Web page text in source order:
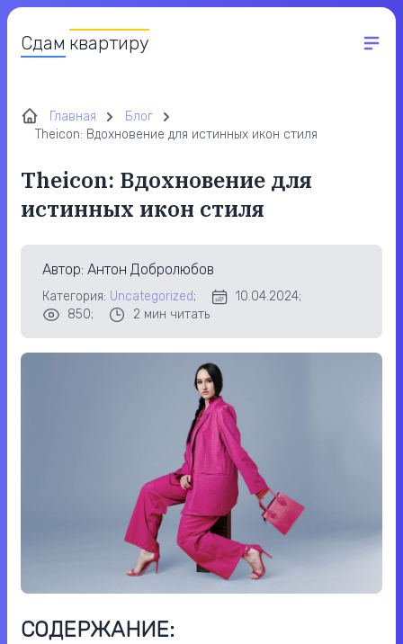
Сдам квартиру
Главная
Блог
Theicon: Вдохновение для истинных икон стиля
Theicon: Вдохновение для
истинных икон стиля
Автор: Антон Добролюбов
Категория: Uncategorized;
10.04.2024;
850;
2 мин читать
СОДЕРЖАНИЕ: